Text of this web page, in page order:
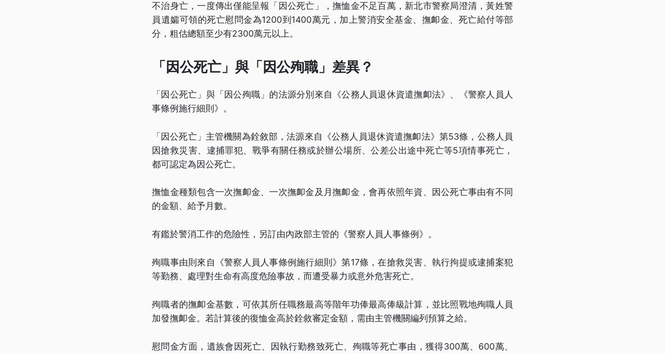
不治身亡，一度傳出僅能呈報「因公死亡」，撫恤金不足百萬，新北市警察局澄清，黃姓警
員遺孀可領的死亡慰問金為1200到1400萬元，加上警消安全基金、撫卹金、死亡給付等部
分，粗估總額至少有2300萬元以上。
「因公死亡」與「因公殉職」差異？
「因公死亡」與「因公殉職」的法源分別來自《公務人員退休資遣撫卹法》、《警察人員人
事條例施行細則》。
「因公死亡」主管機關為銓敘部，法源來自《公務人員退休資遣撫卹法》第53條，公務人員
因搶救災害、逮捕罪犯、戰爭有關任務或於辦公場所、公差公出途中死亡等5項情事死亡，
都可認定為因公死亡。
撫恤金種類包含一次撫卹金、一次撫卹金及月撫卹金，會再依照年資、因公死亡事由有不同
的金額、給予月數。
有鑑於警消工作的危險性，另訂由內政部主管的《警察人員人事條例》。
殉職事由則來自《警察人員人事條例施行細則》第17條，在搶救災害、執行拘提或逮捕案犯
等勤務、處理對生命有高度危險事故，而遭受暴力或意外危害死亡。
殉職者的撫卹金基數，可依其所任職務最高等階年功俸最高俸級計算，並比照戰地殉職人員
加發撫卹金。若計算後的復恤金高於銓敘審定金額，需由主管機關編列預算之給。
慰問金方面，遺族會因死亡、因執行勤務致死亡、殉職等死亡事由，獲得300萬、600萬、